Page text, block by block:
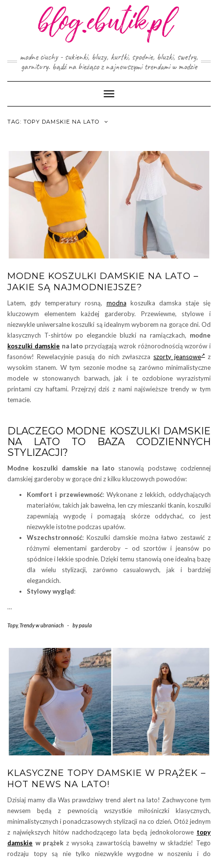
modne ciuchy - sukienki, bluzy, kurtki, spodnie, bluzki, swetry,
garnitury. bądź na bieżąco z najnowszymi trendami w modzie
Toggle
Navigation
TAG: TOPY DAMSKIE NA LATO
MODNE KOSZULKI DAMSKIE NA LATO –
JAKIE SĄ NAJMODNIEJSZE?
Latem, gdy temperatury rosną, modna koszulka damska staje się
kluczowym elementem każdej garderoby. Przewiewne, stylowe i
niezwykle uniwersalne koszulki są idealnym wyborem na gorące dni. Od
klasycznych T-shirtów po eleganckie bluzki na ramiączkach, modne
koszulki damskie na lato przyciągają wzrok różnorodnością wzorów i
fasonów! Rewelacyjnie pasują do nich zwłaszcza szorty jeansowe z
wysokim stanem. W tym sezonie modne są zarówno minimalistyczne
modele w stonowanych barwach, jak i te ozdobione wyrazistymi
printami czy haftami. Przejrzyj dziś z nami najświeższe trendy w tym
temacie.
DLACZEGO MODNE KOSZULKI DAMSKIE
NA LATO TO BAZA CODZIENNYCH
STYLIZACJI?
Modne koszulki damskie na lato stanowią podstawę codziennej
damskiej garderoby w gorące dni z kilku kluczowych powodów:
Komfort i przewiewność: Wykonane z lekkich, oddychających
materiałów, takich jak bawełna, len czy mieszanki tkanin, koszulki
zapewniają wygodę i pomagają skórze oddychać, co jest
niezwykle istotne podczas upałów.
Wszechstronność: Koszulki damskie można łatwo zestawić z
różnymi elementami garderoby – od szortów i jeansów po
spódnice i lekkie spodnie. Dzięki temu stanowią one idealną bazę
dla wielu stylizacji, zarówno casualowych, jak i bardziej
eleganckich.
Stylowy wygląd:
…
Topy,Trendy w ubraniach - bypaula
KLASYCZNE TOPY DAMSKIE W PRĄŻEK –
HOT NEWS NA LATO!
Dzisiaj mamy dla Was prawdziwy trend alert na lato! Zachwycone tym
newsem będą z pewnością wszystkie miłośniczki klasycznych,
minimalistycznych i ponadczasowych stylizacji na co dzień. Otóż jednym
z największych hitów nadchodzącego lata będą jednokolorowe topy
damskie w prążek z wysoką zawartością bawełny w składzie! Tego
rodzaju topy są nie tylko niezwykle wygodne w noszeniu i do